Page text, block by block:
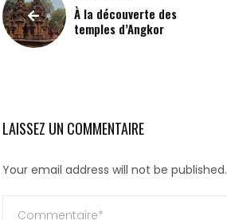
numéroÀ la découverte des
temples d’Angkor
LAISSEZ UN COMMENTAIRE
Your email address will not be published.